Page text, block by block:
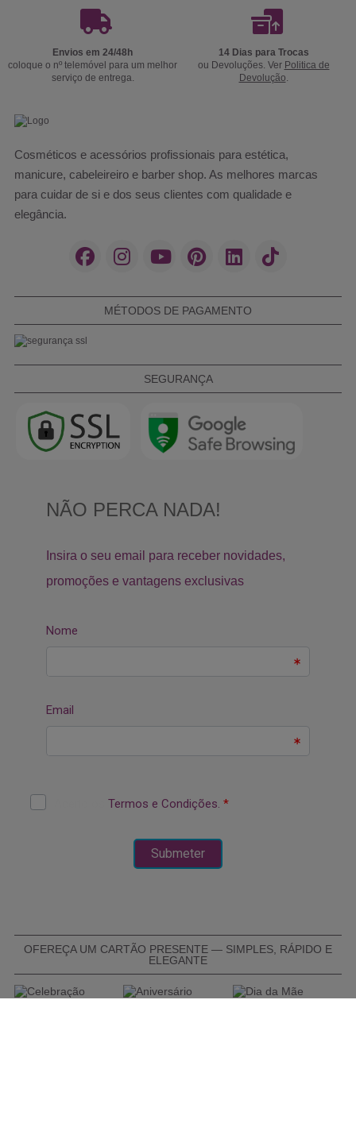
Envios em 24/48h
coloque o nº telemóvel para um melhor
serviço de entrega.
14 Dias para Trocas
ou Devoluções. Ver Politica de
Devolução
Cosméticos e acessórios profissionais para estética,
manicure, cabeleireiro e barber shop. As melhores marcas
para cuidar de si e dos seus clientes com qualidade e
elegância.
MÉTODOS DE PAGAMENTO
SEGURANÇA
OFEREÇA UM CARTÃO PRESENTE — SIMPLES, RÁPIDO E
ELEGANTE